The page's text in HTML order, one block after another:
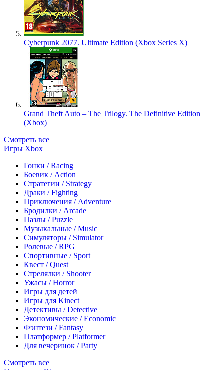
Cyberpunk 2077. Ultimate Edition (Xbox Series X)
Grand Theft Auto – The Trilogy. The Definitive Edition
(Xbox)
Смотреть все
Игры Xbox
Гонки / Racing
Боевик / Action
Стратегии / Strategy
Драки / Fighting
Приключения / Adventure
Бродилки / Arcade
Пазлы / Puzzle
Музыкальные / Music
Симуляторы / Simulator
Ролевые / RPG
Спортивные / Sport
Квест / Quest
Стрелялки / Shooter
Ужасы / Horror
Игры для детей
Игры для Kinect
Детективы / Detective
Экономические / Economic
Фэнтези / Fantasy
Платформер / Platformer
Для вечеринок / Party
Смотреть все